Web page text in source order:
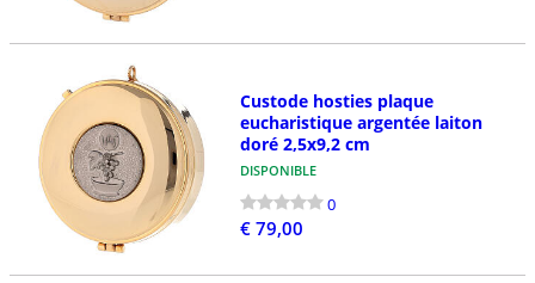
Custode hosties plaque
eucharistique argentée laiton
doré 2,5x9,2 cm
DISPONIBLE
0
€ 79,00